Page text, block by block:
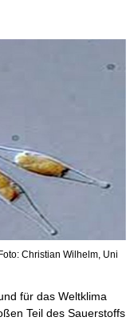
Christian Wilhelm, Uni
für das Weltklima
Teil des Sauerstoffs